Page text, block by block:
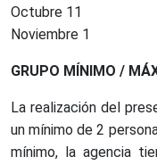
Octubre 11
Noviembre 1
GRUPO MÍNIMO /
La realización del
un mínimo de 2
mínimo, la agencia